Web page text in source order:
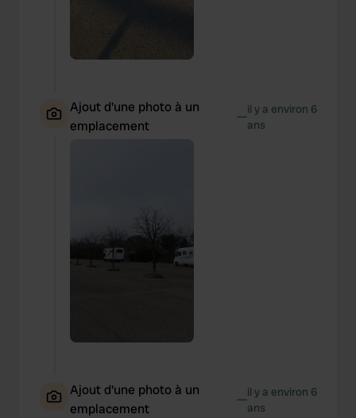
Ajout d'une photo à un
emplacement
—il y a environ 6
ans
Ajout d'une photo à un
emplacement
—il y a environ 6
ans